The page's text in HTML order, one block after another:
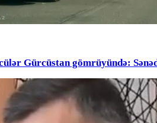
Gürcüstan gömrüyündə: